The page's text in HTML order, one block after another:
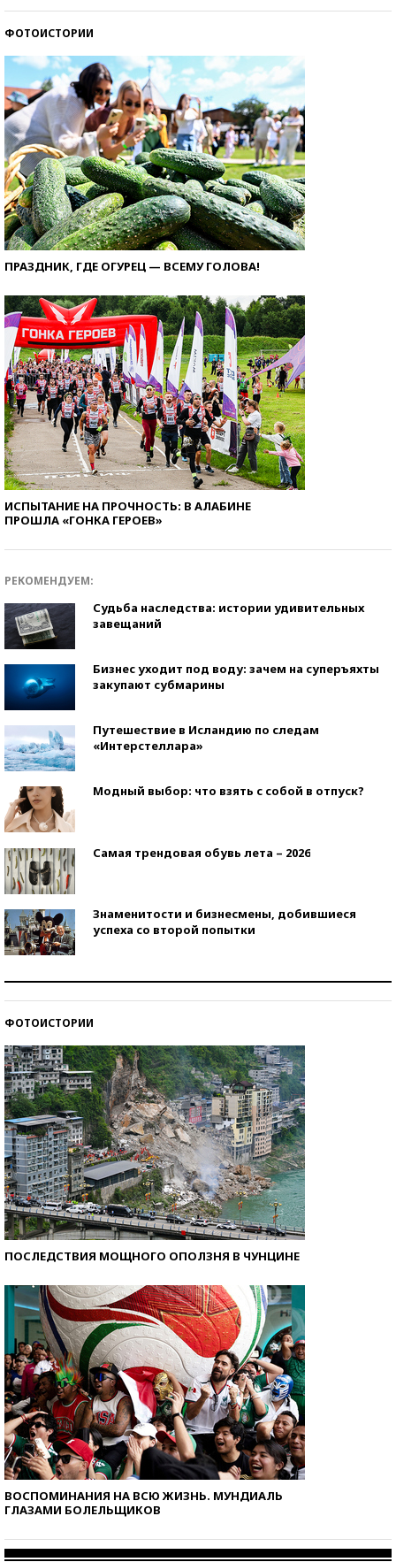
ФОТОИСТОРИИ
ПРАЗДНИК, ГДЕ ОГУРЕЦ — ВСЕМУ ГОЛОВА!
ИСПЫТАНИЕ НА ПРОЧНОСТЬ: В АЛАБИНЕ
ПРОШЛА «ГОНКА ГЕРОЕВ»
РЕКОМЕНДУЕМ:
Судьба наследства: истории удивительных
завещаний
Бизнес уходит под воду: зачем на суперъяхты
закупают субмарины
Путешествие в Исландию по следам
«Интерстеллара»
Модный выбор: что взять с собой в отпуск?
Самая трендовая обувь лета – 2026
Знаменитости и бизнесмены, добившиеся
успеха со второй попытки
ФОТОИСТОРИИ
ПОСЛЕДСТВИЯ МОЩНОГО ОПОЛЗНЯ В ЧУНЦИНЕ
ВОСПОМИНАНИЯ НА ВСЮ ЖИЗНЬ. МУНДИАЛЬ
ГЛАЗАМИ БОЛЕЛЬЩИКОВ